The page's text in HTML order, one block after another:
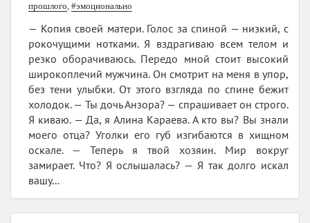
прошлого, #эмоционально
— Копия своей матери. Голос за спиной — низкий, с
рокочущими нотками. Я вздрагиваю всем телом и
резко оборачиваюсь. Передо мной стоит высокий
широкоплечий мужчина. Он смотрит на меня в упор,
без тени улыбки. От этого взгляда по спине бежит
холодок. — Ты дочь Анзора? — спрашивает он строго.
Я киваю. — Да, я Алина Караева. А кто вы? Вы знали
моего отца? Уголки его губ изгибаются в хищном
оскале. — Теперь я твой хозяин. Мир вокруг
замирает. Что? Я ослышалась? — Я так долго искал
вашу...